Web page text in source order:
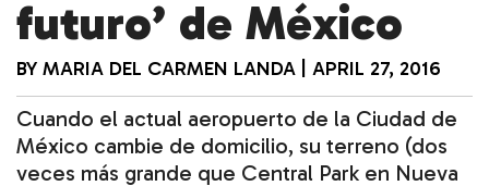
futuro’ de México
BY MARIA DEL CARMEN LANDA APRIL 27, 2016
Cuando el actual aeropuerto de la Ciudad de
México cambie de domicilio, su terreno (dos
veces más grande que Central Park en Nueva